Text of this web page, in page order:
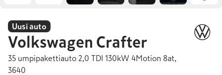
Uusi auto
Volkswagen Crafter
35 umpipakettiauto 2,0 TDI 130kW 4Motion 8at,
3640